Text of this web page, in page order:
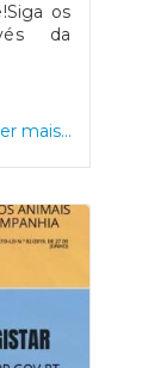
os
da
mais...